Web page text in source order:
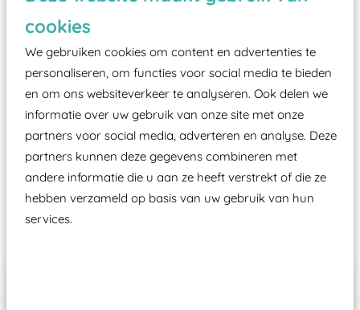
cookies
We gebruiken cookies om content en advertenties te
personaliseren, om functies voor social media te bieden
en om ons websiteverkeer te analyseren. Ook delen we
informatie over uw gebruik van onze site met onze
partners voor social media, adverteren en analyse. Deze
partners kunnen deze gegevens combineren met
andere informatie die u aan ze heeft verstrekt of die ze
hebben verzameld op basis van uw gebruik van hun
services.
Elk speeltoestel in de openbare ruimte voorzien
moet zijn van een typekeuring, -plaatje en
certificering, uitgegeven door een Nederlands
aangewezen keuringsinstantie?
Wij ook speeltoestellen kunnen laten keuren zodat
ze toch binnen het Warenwetbesluit Attractie- en
Speeltoestellen vallen?
Past er goed bij